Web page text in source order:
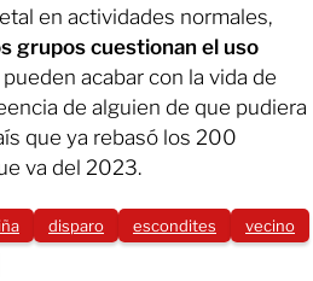
en actividades normales,
grupos cuestionan el uso
acabar con la vida de
de alguien de que pudiera
que ya rebasó los 200
va del 2023.
disparo escondites
vecino